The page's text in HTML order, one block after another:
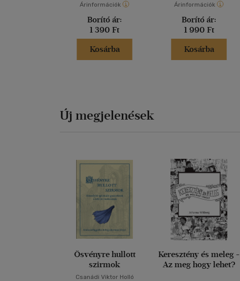
Árinformációk
Borító ár:
1 390 Ft
Kosárba
Árinformációk
Borító ár:
1 990 Ft
Kosárba
Új megjelenések
Ösvényre hullott
szirmok
Csanádi Viktor Holló
Keresztény és meleg -
Az meg hogy lehet?